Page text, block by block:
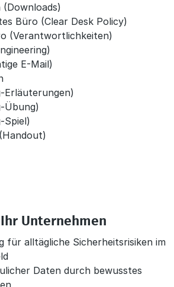
Büro (Clear Desk Policy)
(Verantwortlichkeiten)
E-Mail)
Erläuterungen)
Übung)
Spiel)
Unternehmen
für alltägliche Sicherheitsrisiken im
Daten durch bewusstes